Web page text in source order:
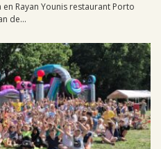
Rayan Younis restaurant Porto
de...